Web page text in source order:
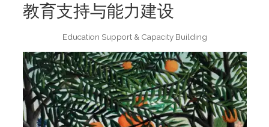
教育支持与能力建设
Education Support & Capacity Building